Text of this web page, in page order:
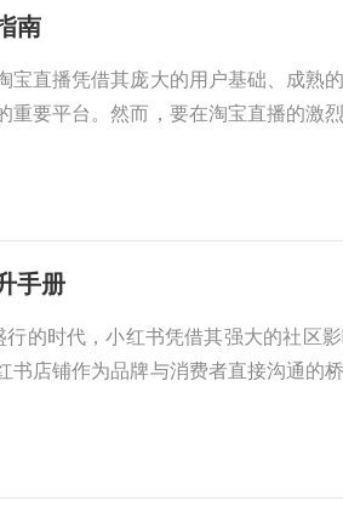
南
宝直播凭借其庞大的用户基础、成熟
重要平台。然而，要在淘宝直播的激
手册
行的时代，小红书凭借其强大的社区
书店铺作为品牌与消费者直接沟通的